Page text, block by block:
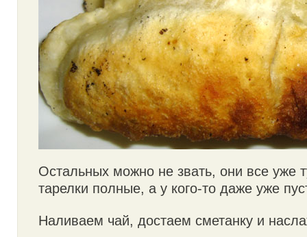
Остальных можно не звать, они все уже
тарелки полные, а у кого-то даже уже
Наливаем чай, достаем сметанку и